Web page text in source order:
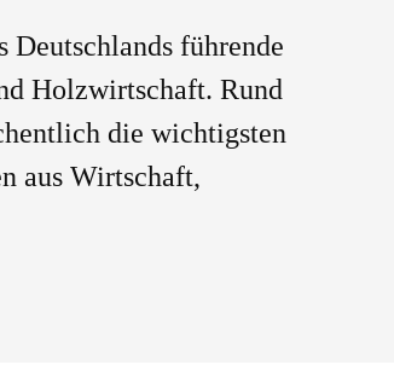
führende
Holzwirtschaft. Rund
die wichtigsten
aus Wirtschaft,